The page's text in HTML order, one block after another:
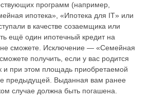
программ (например,
ипотека», «Ипотека для IT» или
в качестве созаемщика или
ещё один ипотечный кредит на
не сможете. Исключение — «Семейная
получить, если у вас родится
и при этом площадь приобретаемой
предыдущей. Выданная вам ранее
случае должна быть погашена.